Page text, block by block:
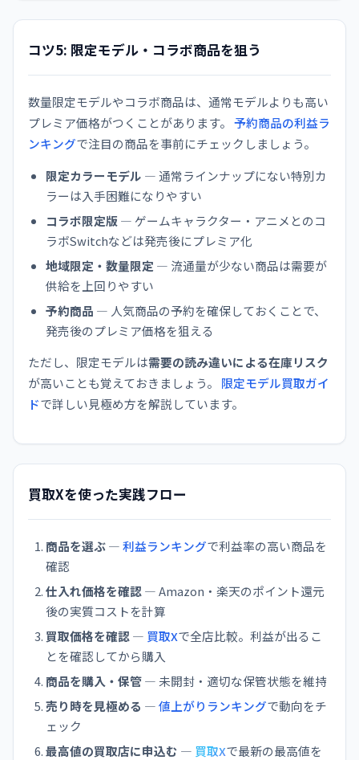
コツ5: 限定モデル・コラボ商品を狙う
数量限定モデルやコラボ商品は、通常モデルよりも高い
プレミア価格がつくことがあります。 予約商品の利益ラ
ンキングで注目の商品を事前にチェックしましょう。
限定カラーモデル — 通常ラインナップにない特別カ
ラーは入手困難になりやすい
コラボ限定版 — ゲームキャラクター・アニメとのコ
ラボSwitchなどは発売後にプレミア化
地域限定・数量限定 — 流通量が少ない商品は需要が
供給を上回りやすい
予約商品 — 人気商品の予約を確保しておくことで、
発売後のプレミア価格を狙える
ただし、限定モデルは需要の読み違いによる在庫リスク
が高いことも覚えておきましょう。 限定モデル買取ガイ
ドで詳しい見極め方を解説しています。
買取Xを使った実践フロー
商品を選ぶ—利益ランキングで利益率の高い商品を
確認
仕入れ価格を確認— Amazon・楽天のポイント還元
後の実質コストを計算
買取価格を確認— 買取Xで全店比較。利益が出るこ
とを確認してから購入
商品を購入・保管— 未開封・適切な保管状態を維持
売り時を見極める —値上がりランキングで動向をチ
ェック
最高値の買取店に申込む — 買取Xで最新の最高値を